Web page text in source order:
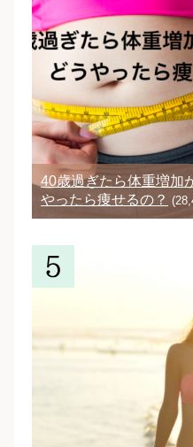
40歳過ぎたら体重増加
やったら痩せるの？